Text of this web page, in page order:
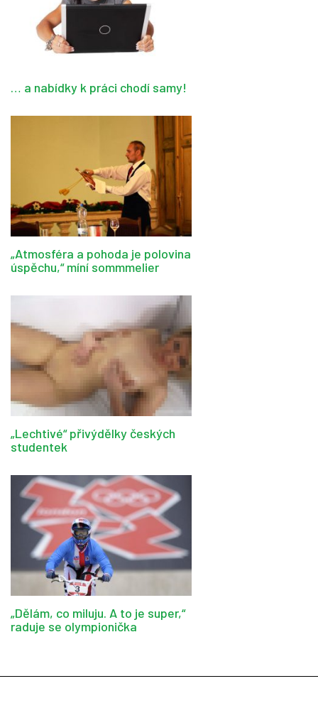
… a nabídky k práci chodí samy!
„Atmosféra a pohoda je polovina
úspěchu,“ míní sommmelier
„Lechtivé“ přivýdělky českých
studentek
„Dělám, co miluju. A to je super,“
raduje se olympionička